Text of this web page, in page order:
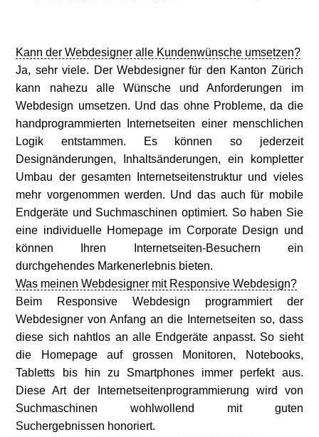
Kann der Webdesigner alle Kundenwünsche umsetzen?
Ja, sehr viele. Der Webdesigner für den Kanton Zürich
kann nahezu alle Wünsche und Anforderungen im
Webdesign umsetzen. Und das ohne Probleme, da die
handprogrammierten Internetseiten einer menschlichen
Logik entstammen. Es können so jederzeit
Designänderungen, Inhaltsänderungen, ein kompletter
Umbau der gesamten Internetseitenstruktur und vieles
mehr vorgenommen werden. Und das auch für mobile
Endgeräte und Suchmaschinen optimiert. So haben Sie
eine individuelle Homepage im Corporate Design und
können Ihren Internetseiten-Besuchern ein
durchgehendes Markenerlebnis bieten.
Was meinen Webdesigner mit Responsive Webdesign?
Beim Responsive Webdesign programmiert der
Webdesigner von Anfang an die Internetseiten so, dass
diese sich nahtlos an alle Endgeräte anpasst. So sieht
die Homepage auf grossen Monitoren, Notebooks,
Tabletts bis hin zu Smartphones immer perfekt aus.
Diese Art der Internetseitenprogrammierung wird von
Suchmaschinen wohlwollend mit guten
Suchergebnissen honoriert.